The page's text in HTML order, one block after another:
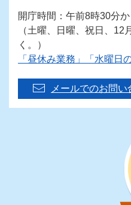
開庁時間：午前8時30分
（土曜、日曜、祝日、12
く。）
「昼休み業務」「水曜日
メールでのお問い